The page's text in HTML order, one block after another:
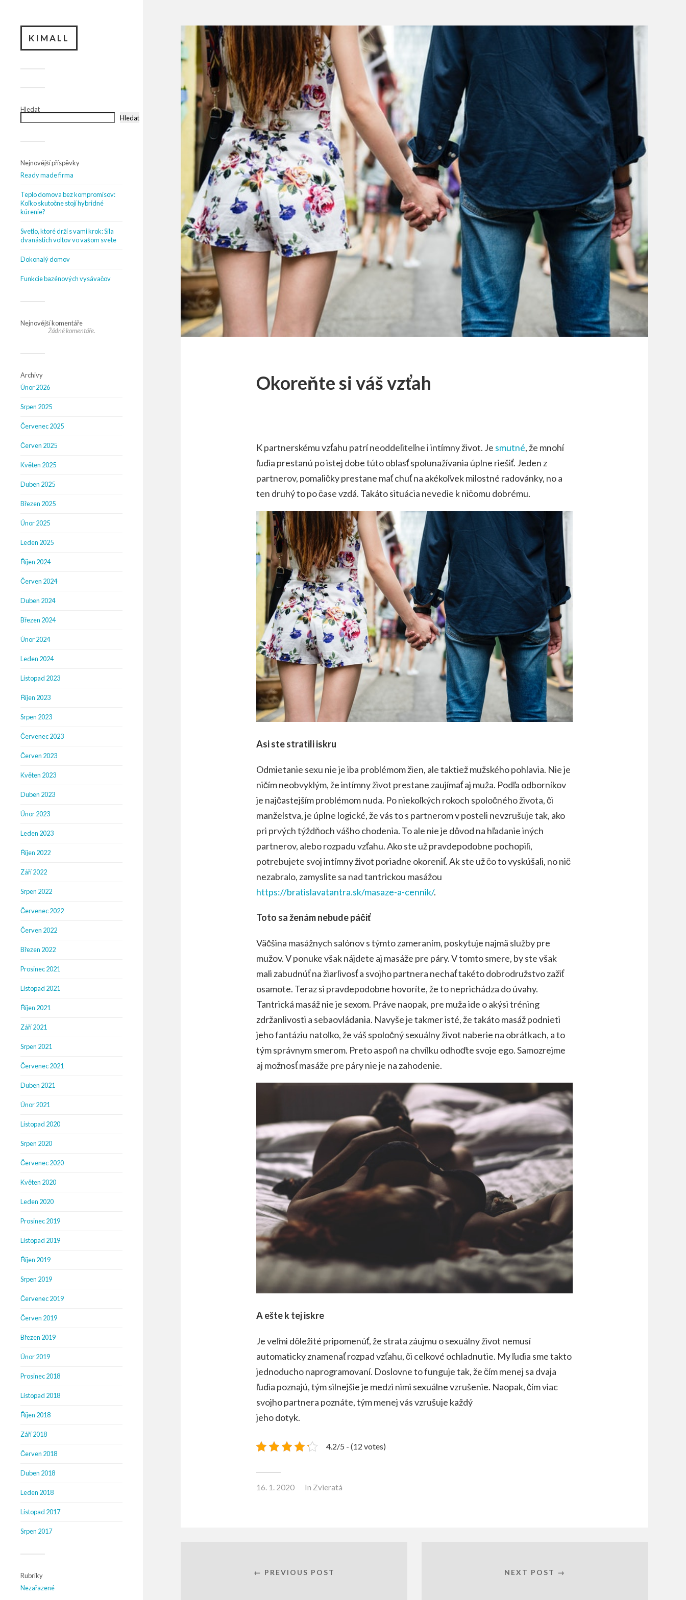
KIMALL
Hledat
Hledat
Nejnovější příspěvky
Ready made firma
Teplo domova bez kompromisov:
Koľko skutočne stojí hybridné
kúrenie?
Svetlo, ktoré drží s vami krok: Sila
dvanástich voltov vo vašom svete
Dokonalý domov
Funkcie bazénových vysávačov
Nejnovější komentáře
Žádné komentáře.
Archivy
Únor 2026
Srpen 2025
Červenec 2025
Červen 2025
Květen 2025
Duben 2025
Březen 2025
Únor 2025
Leden 2025
Říjen 2024
Červen 2024
Duben 2024
Březen 2024
Únor 2024
Leden 2024
Listopad 2023
Říjen 2023
Srpen 2023
Červenec 2023
Červen 2023
Květen 2023
Duben 2023
Únor 2023
Leden 2023
Říjen 2022
Září 2022
Srpen 2022
Červenec 2022
Červen 2022
Březen 2022
Prosinec 2021
Listopad 2021
Říjen 2021
Září 2021
Srpen 2021
Červenec 2021
Duben 2021
Únor 2021
Listopad 2020
Srpen 2020
Červenec 2020
Květen 2020
Leden 2020
Prosinec 2019
Listopad 2019
Říjen 2019
Srpen 2019
Červenec 2019
Červen 2019
Březen 2019
Únor 2019
Prosinec 2018
Listopad 2018
Říjen 2018
Září 2018
Červen 2018
Duben 2018
Leden 2018
Listopad 2017
Srpen 2017
Rubriky
Nezařazené
Okoreňte si váš vzťah
K partnerskému vzťahu patrí neoddeliteľne i intímny život. Je smutné, že mnohí
ľudia prestanú po istej dobe túto oblasť spolunažívania úplne riešiť. Jeden z
partnerov, pomaličky prestane mať chuť na akékoľvek milostné radovánky, no a
ten druhý to po čase vzdá. Takáto situácia nevedie k ničomu dobrému.
Asi ste stratili iskru
Odmietanie sexu nie je iba problémom žien, ale taktiež mužského pohlavia. Nie je
ničím neobvyklým, že intímny život prestane zaujímať aj muža. Podľa odborníkov
je najčastejším problémom nuda. Po niekoľkých rokoch spoločného života, či
manželstva, je úplne logické, že vás to s partnerom v posteli nevzrušuje tak, ako
pri prvých týždňoch vášho chodenia. To ale nie je dôvod na hľadanie iných
partnerov, alebo rozpadu vzťahu. Ako ste už pravdepodobne pochopili,
potrebujete svoj intímny život poriadne okoreniť. Ak ste už čo to vyskúšali, no nič
nezabralo, zamyslite sa nad tantrickou masážou
https://bratislavatantra.sk/masaze-a-cennik/.
Toto sa ženám nebude páčiť
Väčšina masážnych salónov s týmto zameraním, poskytuje najmä služby pre
mužov. V ponuke však nájdete aj masáže pre páry. V tomto smere, by ste však
mali zabudnúť na žiarlivosť a svojho partnera nechať takéto dobrodružstvo zažiť
osamote. Teraz si pravdepodobne hovoríte, že to neprichádza do úvahy.
Tantrická masáž nie je sexom. Práve naopak, pre muža ide o akýsi tréning
zdržanlivosti a sebaovládania. Navyše je takmer isté, že takáto masáž podnieti
jeho fantáziu natoľko, že váš spoločný sexuálny život naberie na obrátkach, a to
tým správnym smerom. Preto aspoň na chvíľku odhoďte svoje ego. Samozrejme
aj možnosť masáže pre páry nie je na zahodenie.
A ešte k tej iskre
Je veľmi dôležité pripomenúť, že strata záujmu o sexuálny život nemusí
automaticky znamenať rozpad vzťahu, či celkové ochladnutie. My ľudia sme takto
jednoducho naprogramovaní. Doslovne to funguje tak, že čím menej sa dvaja
ľudia poznajú, tým silnejšie je medzi nimi sexuálne vzrušenie. Naopak, čím viac
svojho partnera poznáte, tým menej vás vzrušuje každý
jeho dotyk.
4.2/5 - (12 votes)
16. 1. 2020 In Zvieratá
← PREVIOUS POST NEXT POST →